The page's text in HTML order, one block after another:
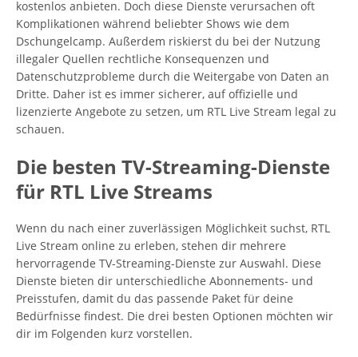
kostenlos anbieten. Doch diese Dienste verursachen oft
Komplikationen während beliebter Shows wie dem
Dschungelcamp. Außerdem riskierst du bei der Nutzung
illegaler Quellen rechtliche Konsequenzen und
Datenschutzprobleme durch die Weitergabe von Daten an
Dritte. Daher ist es immer sicherer, auf offizielle und
lizenzierte Angebote zu setzen, um RTL Live Stream legal zu
schauen.
Die besten TV-Streaming-Dienste
für RTL Live Streams
Wenn du nach einer zuverlässigen Möglichkeit suchst, RTL
Live Stream online zu erleben, stehen dir mehrere
hervorragende TV-Streaming-Dienste zur Auswahl. Diese
Dienste bieten dir unterschiedliche Abonnements- und
Preisstufen, damit du das passende Paket für deine
Bedürfnisse findest. Die drei besten Optionen möchten wir
dir im Folgenden kurz vorstellen.